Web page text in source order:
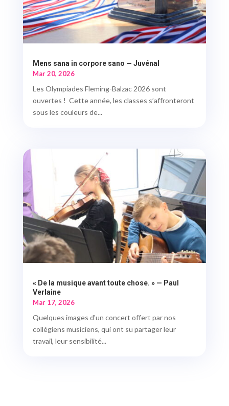
Mens sana in corpore sano — Juvénal
Mar 20, 2026
Les Olympiades Fleming-Balzac 2026 sont
ouvertes ! Cette année, les classes s’affronteront
sous les couleurs de...
« De la musique avant toute chose. » — Paul
Verlaine
Mar 17, 2026
Quelques images d'un concert offert par nos
collégiens musiciens, qui ont su partager leur
travail, leur sensibilité...